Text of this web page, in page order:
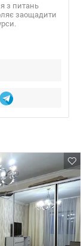
з питань
заощадити